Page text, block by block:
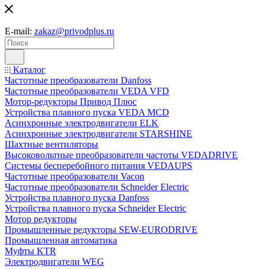
E-mail: zakaz@privodplus.ru
Каталог
Частотные преобразователи Danfoss
Частотные преобразователи VEDA VFD
Мотор-редукторы Привод Плюс
Устройства плавного пуска VEDA MCD
Асинхронные электродвигатели ELK
Асинхронные электродвигатели STARSHINE
Шахтные вентиляторы
Высоковольтные преобразователи частоты VEDADRIVE
Системы бесперебойного питания VEDAUPS
Частотные преобразователи Vacon
Частотные преобразователи Schneider Electric
Устройства плавного пуска Danfoss
Устройства плавного пуска Schneider Electric
Мотор редукторы
Промышленные редукторы SEW-EURODRIVE
Промышленная автоматика
Муфты KTR
Электродвигатели WEG